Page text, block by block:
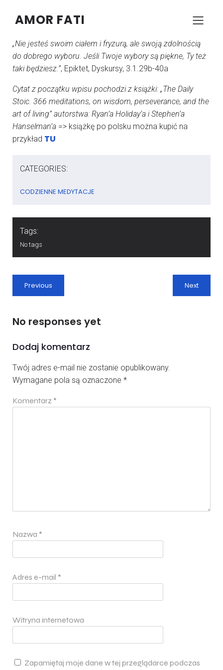
AMOR FATI
KONRAD SZCZYPCZYK
„Nie jesteś swoim ciałem i fryzurą, ale swoją zdolnością
do dobrego wyboru. Jeśli Twoje wybory są piękne, Ty też
taki będziesz.”, Epiktet, Dyskursy, 3.1.29b-40a
Cytat z początku wpisu pochodzi z książki: „The Daily
Stoic. 366 meditations, on wisdom, perseverance, and the
art of living” autorstwa: Ryan’a Holiday’a i Stephen’a
Hanselman’a => książkę po polsku można kupić na
przykład TU
CATEGORIES:
CODZIENNE MEDYTACJE
Tags:
No tags
Previous Next
No responses yet
Dodaj komentarz
Twój adres e-mail nie zostanie opublikowany.
Wymagane pola są oznaczone *
Komentarz *
Nazwa *
Adres e-mail *
Witryna internetowa
Zapamiętaj moje dane w tej przeglądarce podczas